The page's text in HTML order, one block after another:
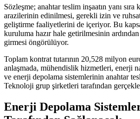
Sözleşme; anahtar teslim inşaatın yanı sıra
arazilerinin edinilmesi, gerekli izin ve
geliştirme faaliyetlerini de içeriyor. Bu
kuruluma hazır hale getirilmesinin
girmesi öngörülüyor.
Toplam kontrat tutarının 20,528 milyon
anlaşmada, mühendislik hizmetleri, enerji
ve enerji depolama sistemlerinin anahtar
Teknoloji grup şirketleri tarafından
Enerji Depolama